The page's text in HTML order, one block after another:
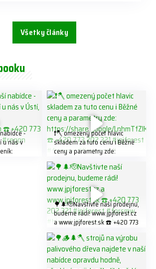
Všetky články
-
u nás v
❗️🪓 omezený počet hlavic
skladem za tuto cenu ℹ️ Běžné
ceny a parametry zde:
https://share.google/LnhmTfZl
K8W5t7i6o ☎️ +420 773 202
321 #jpjforest #forsmw
#firewood #
🌳🌲🫡Navštivte naší prodejnu,
budeme rádi! www.jpjforest.cz
a www.jpjforest.sk ☎️ +420 773
202 321 #jpjforest #forsmw
#biojack #regon #vahvajussi